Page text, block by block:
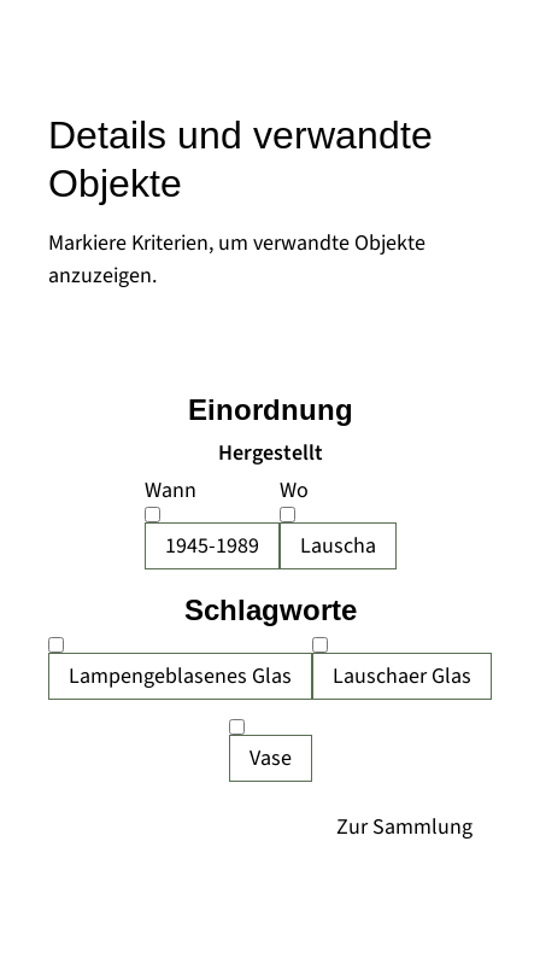
Details und verwandte
Objekte
Markiere Kriterien, um verwandte Objekte
anzuzeigen.
Hergestellt
Wann
1945-1989
Wo
Lauscha
Lampengeblasenes Glas Lauschaer Glas
Vase
Einordnung
Schlagworte